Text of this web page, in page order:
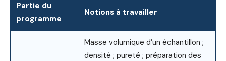
Partie du
programme
Notions à travailler
Masse volumique d’un échantillon ;
densité ; pureté ; préparation des